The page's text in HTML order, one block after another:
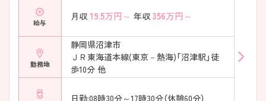
→ 長期的なキャリア形成を目指しやすい環境です♪
――――――――――――――― ■ 地域医療を支えるチーム医療♪
――――――――――――――― 多職種が連携しながら地域医療を支
えています。 ・救急患者の受け入れに注力 ・急性期治療からリハビリま
で院内で対応 ・職種の垣根を超えた連携体制 → 地域に貢献できるやり
がいを実感できます♪
給与
月収 19.5万円～ 年収 356万円～
勤務地
静岡県沼津市
ＪＲ東海道本線(東京－熱海)「沼津駅」徒
歩10分 他
日勤:08時30分～17時30分（休憩60分）